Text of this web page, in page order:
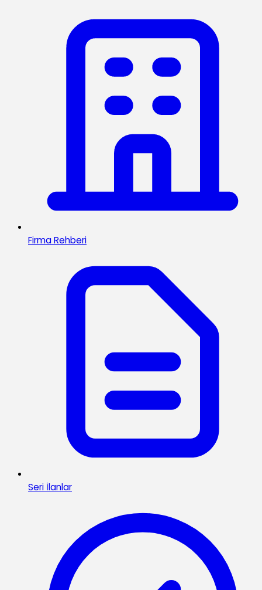
Firma Rehberi
Seri İlanlar